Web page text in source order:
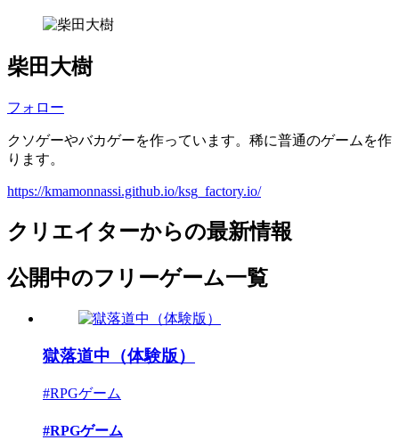
柴田大樹
フォロー
クソゲーやバカゲーを作っています。稀に普通のゲームを作
ります。
https://kmamonnassi.github.io/ksg_factory.io/
クリエイターからの最新情報
公開中のフリーゲーム一覧
獄落道中（体験版）
#RPGゲーム
#RPGゲーム